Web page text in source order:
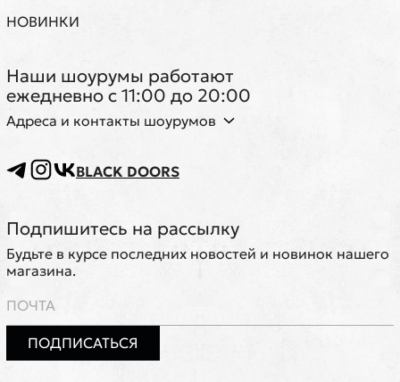
НОВИНКИ
Наши шоурумы работают
ежедневно с 11:00 до 20:00
Адреса и контакты шоурумов
BLACK DOORS
Подпишитесь на рассылку
Будьте в курсе последних новостей и новинок нашего
магазина.
ПОДПИСАТЬСЯ